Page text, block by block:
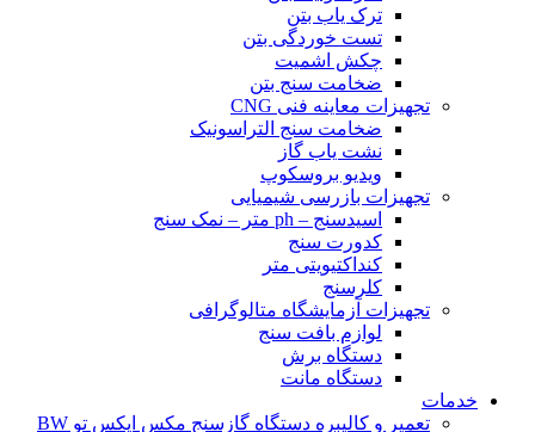
ترک یاب بتن
تست خوردگی بتن
چکش اشمیت
ضخامت سنج بتن
تجهیزات معاینه فنی CNG
ضخامت سنج التراسونیک
نشت یاب گاز
ویدیو بروسکوپ
تجهیزات بازرسی شیمیایی
اسیدسنج – ph متر – نمک سنج
کدورت سنج
کنداکتیویتی متر
کلرسنج
تجهیزات آزمایشگاه متالوگرافی
لوازم بافت سنج
دستگاه برش
دستگاه مانت
خدمات
تعمیر و کالیبره دستگاه گازسنج مکس ایکس تو BW